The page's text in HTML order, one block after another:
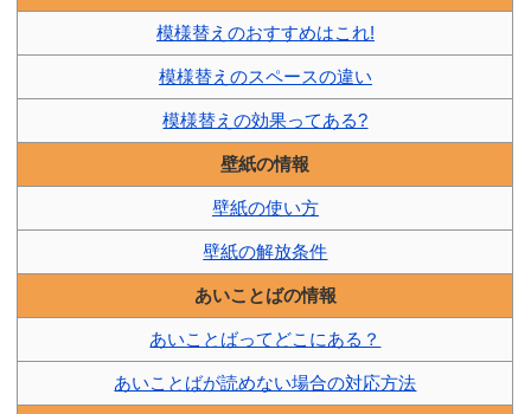
模様替えのおすすめはこれ!
模様替えのスペースの違い
模様替えの効果ってある?
壁紙の情報
壁紙の使い方
壁紙の解放条件
あいことばの情報
あいことばってどこにある？
あいことばが読めない場合の対応方法